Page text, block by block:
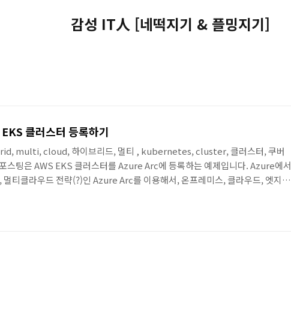
감성 IT人 [네떡지기 & 플밍지기]
클러스터 등록하기
multi, cloud, 하이브리드, 멀티 , kubernetes, cluster, 클러스터, 쿠버
스팅은 AWS EKS 클러스터를 Azure Arc에 등록하는 예제입니다. Azure에서
티클라우드 전략(?)인 Azure Arc를 이용해서, 온프레미스, 클라우드, 엣지